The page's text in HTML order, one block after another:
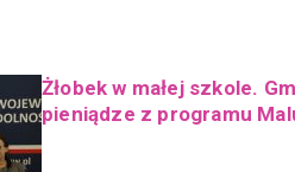
Żłobek w małej szkole.
pieniądze z programu